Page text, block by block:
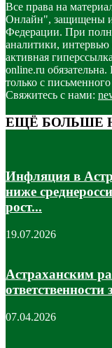
Все права на
Онлайн", защищены и
Федерации. При
аналитики,
активная
online.ru
только с
Свяжитесь с нами:
ЕЩЁ БОЛЬШЕ
Инфляция в
ниже
рост...
19.07.2026
Астраханским
07.04.2026